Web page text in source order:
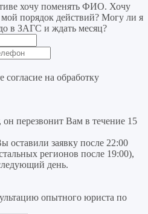
хочу поменять ФИО. Хочу
порядок действий? Могу ли я
в ЗАГС и ждать месяц?
согласие на обработку
перезвонит Вам в течение 15
оставили заявку после 22:00
регионов после 19:00),
день.
опытного юриста по